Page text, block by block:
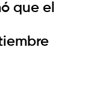
que el